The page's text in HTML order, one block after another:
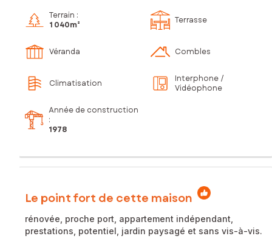
Terrain :
1 040m²
Terrasse
Véranda Combles
Climatisation
Interphone /
Vidéophone
Année de construction
:
1978
Le point fort de cette maison
rénovée, proche port, appartement indépendant,
prestations, potentiel, jardin paysagé et sans vis-à-vis.